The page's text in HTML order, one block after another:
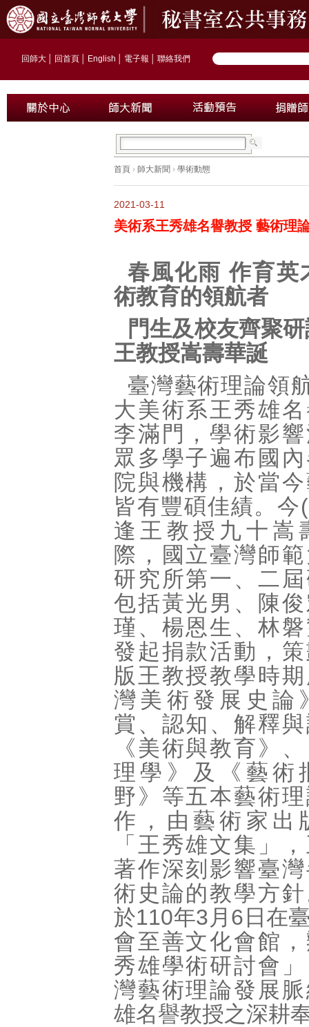
回師大 回首頁 English 電子報 聯絡我們
首頁 › 師大新聞 › 學術動態
2021-03-11
美術系王秀雄名譽教授 藝術理
春風化雨 作育英
術教育的領航者
門生及校友齊聚
王教授嵩壽華誕
臺灣藝術理論領
大美術系王秀雄
李滿門，學術影
眾多學子遍布國
院與機構，於當
皆有豐碩佳績。今
逢王教授九十嵩
際，國立臺灣師
研究所第一、二
包括黃光男、陳
瑾、楊恩生、林
發起捐款活動，
版王教授教學時
灣美術發展史論
賞、認知、解釋
《美術與教育》
理學》及《藝術
野》等五本藝術
作，由藝術家出
「王秀雄文集」
著作深刻影響臺
術史論的教學方
於110年3月6日在
會至善文化會館
秀雄學術研討會
灣藝術理論發展
雄名譽教授之深耕